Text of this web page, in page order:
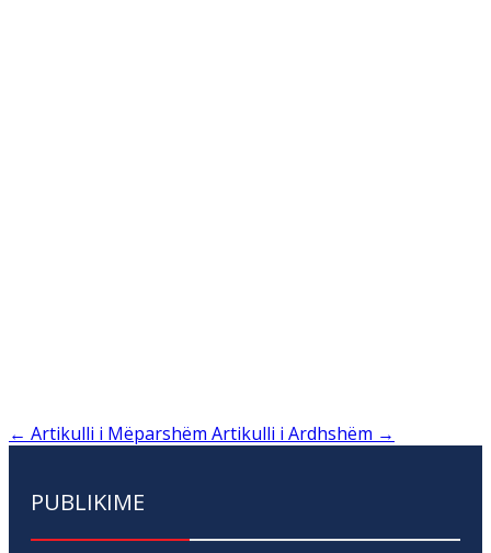
← Artikulli i Mëparshëm Artikulli i Ardhshëm →
PUBLIKIME